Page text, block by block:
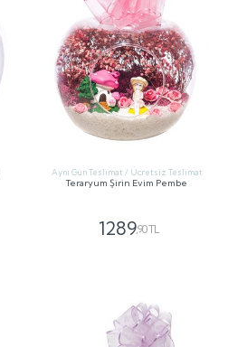
Aynı Gün Teslimat / Ücretsiz Teslimat
Teraryum Şirin Evim Pembe
1289,90 TL